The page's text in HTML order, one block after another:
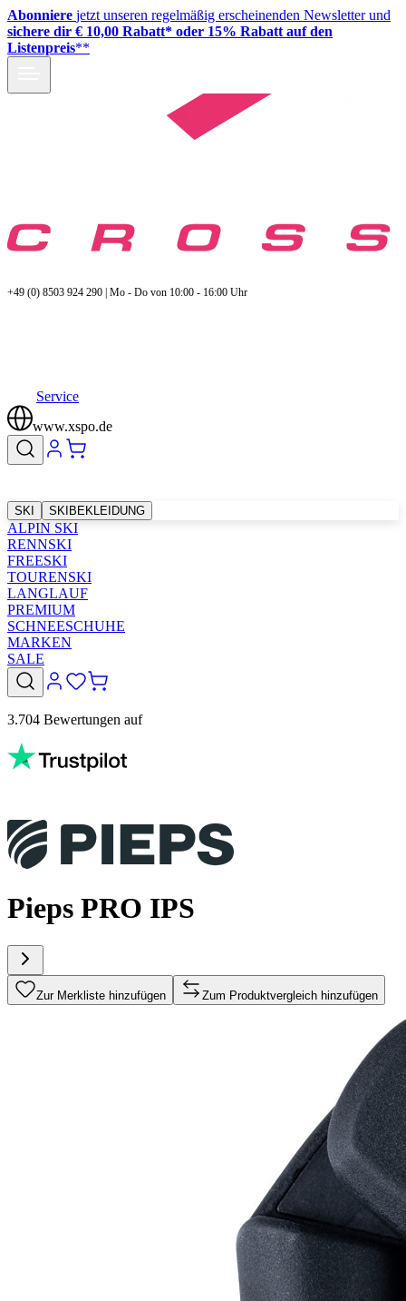
Abonniere jetzt unseren regelmäßig erscheinenden Newsletter und
sichere dir € 10,00 Rabatt* oder 15% Rabatt auf den
Listenpreis**
+49 (0) 8503 924 290 | Mo - Do von 10:00 - 16:00 Uhr
Service
www.xspo.de
SKI SKIBEKLEIDUNG
ALPIN SKI
RENNSKI
FREESKI
TOURENSKI
LANGLAUF
PREMIUM
SCHNEESCHUHE
MARKEN
SALE
3.704 Bewertungen auf
Pieps PRO IPS
Zur Merkliste hinzufügen Zum Produktvergleich hinzufügen